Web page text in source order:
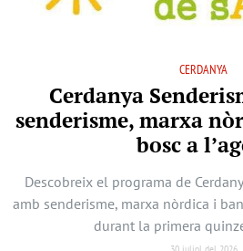
CERDANYA
Cerdanya
senderisme, marxa
bosc a
Descobreix el programa de
amb senderisme, marxa nòrdica i
durant la primera